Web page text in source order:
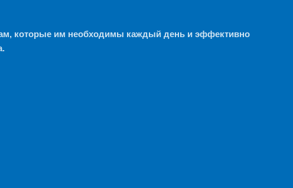
которые им необходимы каждый день и эффективно